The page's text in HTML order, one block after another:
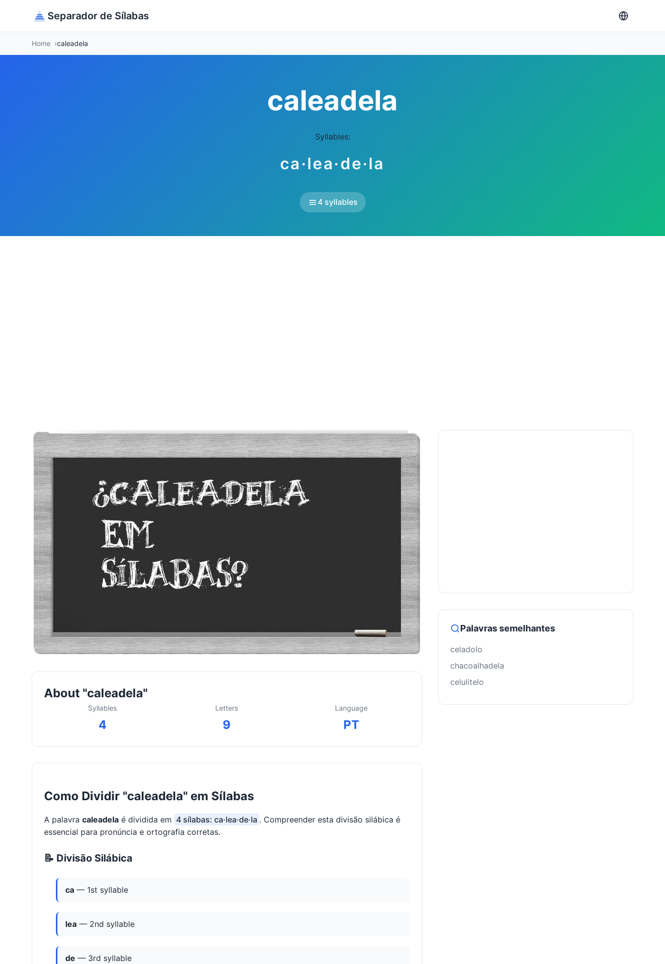
Separador de Sílabas
Home caleadela
caleadela
Syllables:
ca·lea·de·la
4 syllables
About "caleadela"
Syllables
4
Letters
9
Language
PT
Como Dividir "caleadela" em Sílabas
A palavra caleadela é dividida em 4 sílabas: ca·lea·de·la . Compreender esta divisão silábica é
essencial para pronúncia e ortografia corretas.
📝 Divisão Silábica
ca — 1st syllable
lea — 2nd syllable
de — 3rd syllable
Palavras semelhantes
celadolo
chacoalhadela
celulitelo